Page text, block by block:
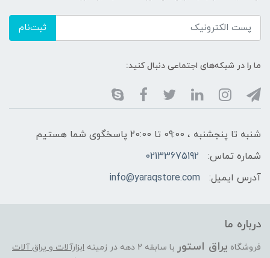
ثبت‌نام
ما را در شبکه‌های اجتماعی دنبال کنید:
شنبه تا پنجشنبه ، 09:00 تا 20:00 پاسخگوی شما هستیم
شماره تماس:
02133675192
آدرس ایمیل:
info@yaraqstore.com
درباره ما
فروشگاه یراق استور با سابقه 2 دهه در زمینه
ابزارآلات و یراق آلات